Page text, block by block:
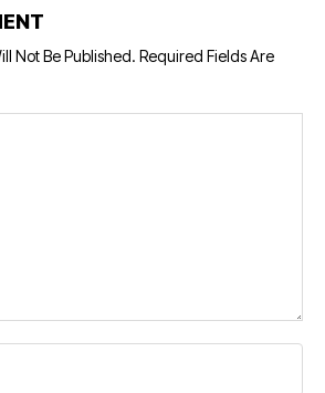
Not Be Published. Required Fields Are